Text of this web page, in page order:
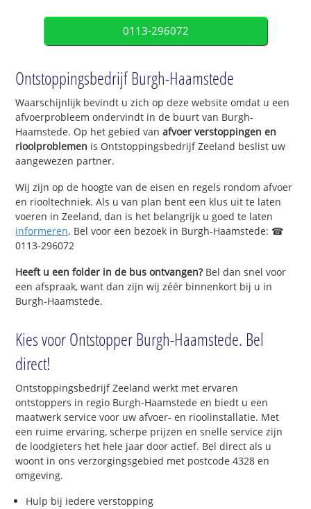
0113-296072
Ontstoppingsbedrijf Burgh-Haamstede
Waarschijnlijk bevindt u zich op deze website omdat u een
afvoerprobleem ondervindt in de buurt van Burgh-
Haamstede. Op het gebied vanafvoer verstoppingen en
rioolproblemen is Ontstoppingsbedrijf Zeeland beslist uw
aangewezen partner.
Wij zijn op de hoogte van de eisen en regels rondom afvoer
en riooltechniek. Als u van plan bent een klus uit te laten
voeren in Zeeland, dan is het belangrijk u goed te laten
informeren. Bel voor een bezoek in Burgh-Haamstede: ☎
0113-296072
Heeft u een folder in de bus ontvangen?Bel dan snel voor
een afspraak, want dan zijn wij zéér binnenkort bij u in
Burgh-Haamstede.
Kies voor Ontstopper Burgh-Haamstede. Bel
direct!
Ontstoppingsbedrijf Zeeland werkt met ervaren
ontstoppers in regio Burgh-Haamstede en biedt u een
maatwerk service voor uw afvoer- en rioolinstallatie. Met
een ruime ervaring, scherpe prijzen en snelle service zijn
de loodgieters het hele jaar door actief. Bel direct als u
woont in ons verzorgingsgebied met postcode 4328 en
omgeving.
Hulp bij iedere verstopping